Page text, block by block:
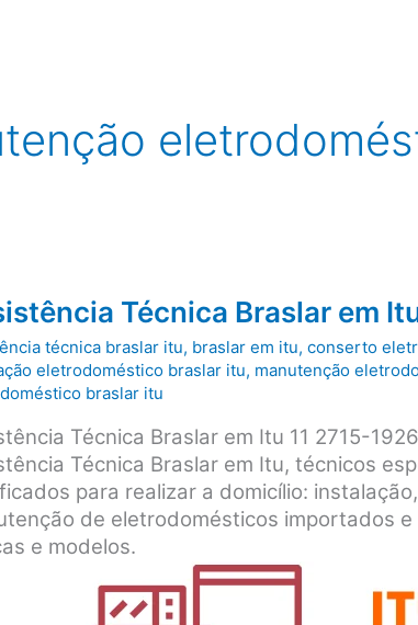
Técnica Braslar em
técnica braslar itu, braslar em itu,conserto
eletrodoméstico braslar itu, manutenção
braslar itu
Técnica Braslar em Itu 11 2715-1926
Técnica Braslar em Itu, técnicos
para realizar a domicílio:
de eletrodomésticos importados
e modelos.